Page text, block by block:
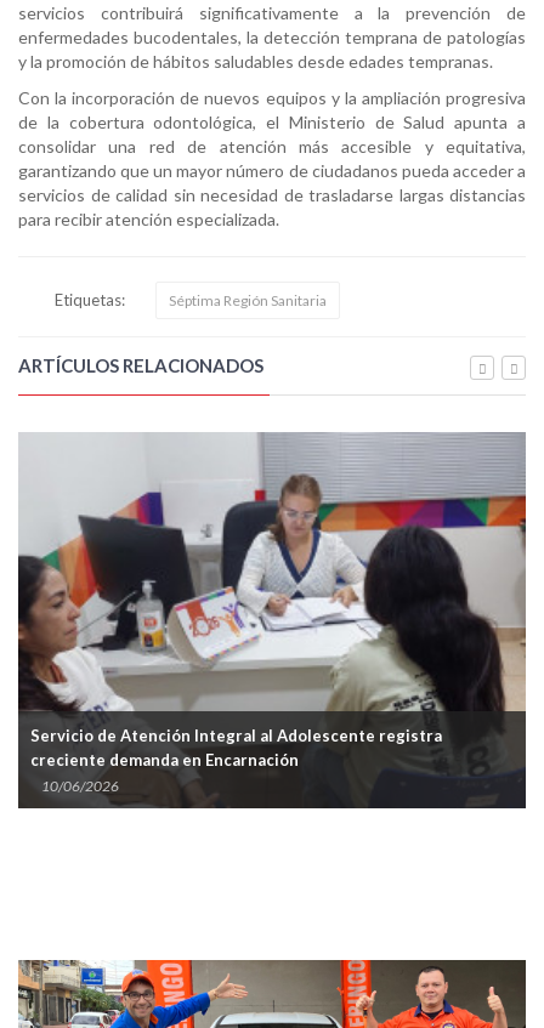
servicios contribuirá significativamente a la prevención de
enfermedades bucodentales, la detección temprana de patologías
y la promoción de hábitos saludables desde edades tempranas.
Con la incorporación de nuevos equipos y la ampliación progresiva
de la cobertura odontológica, el Ministerio de Salud apunta a
consolidar una red de atención más accesible y equitativa,
garantizando que un mayor número de ciudadanos pueda acceder a
servicios de calidad sin necesidad de trasladarse largas distancias
para recibir atención especializada.
Etiquetas: Séptima Región Sanitaria
ARTÍCULOS RELACIONADOS
Servicio de Atención Integral al Adolescente registra
creciente demanda en Encarnación
10/06/2026